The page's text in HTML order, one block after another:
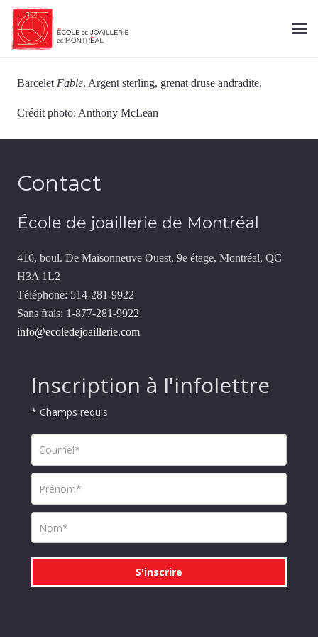
Barcelet Fable. Argent sterling, grenat druse andradite.
Crédit photo: Anthony McLean
Contact
École de joaillerie de Montréal
416, boul. De Maisonneuve Ouest, 9e étage, Montréal, QC
H3A 1L2
Téléphone: 514-281-9922
Sans frais: 1-877-281-9922
info@ecoledejoaillerie.com
Inscription à l'infolettre
* Champs requis
S'inscrire